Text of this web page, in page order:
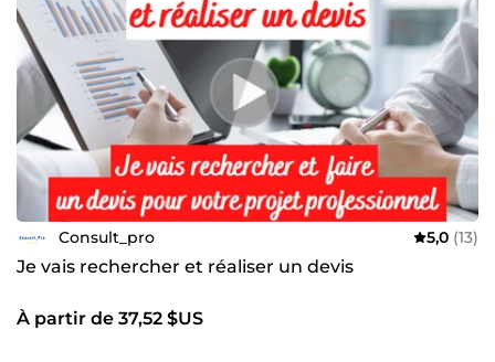
Consult_pro 5,0 (13)
Je vais rechercher et réaliser un devis
À partir de 37,52 $US